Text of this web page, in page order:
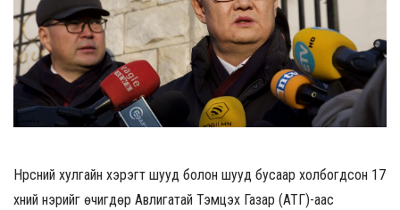
Нүүрсний хулгайн хэрэгт шууд болон шууд бусаар холбогдсон 17
хүний нэрийг өчигдөр Авлигатай Тэмцэх Газар (АТГ)-аас